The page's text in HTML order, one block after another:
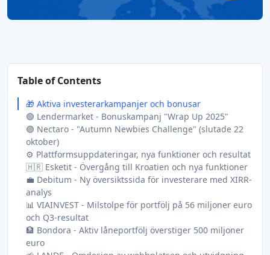
Table of Contents
🎁 Aktiva investerarkampanjer och bonusar
🟢 Lendermarket - Bonuskampanj "Wrap Up 2025"
🟣 Nectaro - "Autumn Newbies Challenge" (slutade 22
oktober)
⚙️ Plattformsuppdateringar, nya funktioner och resultat
🇭🇷 Esketit - Övergång till Kroatien och nya funktioner
💼 Debitum - Ny översiktssida för investerare med XIRR-
analys
📊 VIAINVEST - Milstolpe för portfölj på 56 miljoner euro
och Q3-resultat
🏦 Bondora - Aktiv låneportfölj överstiger 500 miljoner
euro